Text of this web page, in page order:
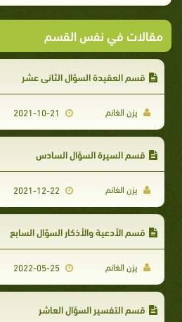
مقالات في نفس القسم
قسم العقيدة السؤال الثاني عشر
يزن الغانم
قسم السيرة السؤال السادس
يزن الغانم
قسم الأدعية والأذكار السؤال السابع
يزن الغانم 2022-05-25
قسم التفسير السؤال العاشر